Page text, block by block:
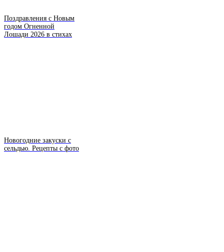
Поздравления с Новым
годом Огненной
Лошади 2026 в стихах
Новогодние закуски с
сельдью. Рецепты с фото